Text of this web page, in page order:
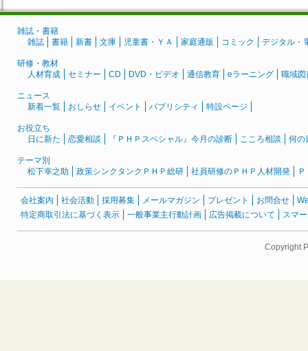
雑誌・書籍
雑誌
書籍 新書 文庫 児童書・ＹＡ 家庭通販 コミック デジタル・
研修・教材
人材育成
セミナー CD DVD・ビデオ 通信教育 eラーニング 職域図
ニュース
新着一覧
おしらせ イベント パブリシティ 特設ページ
お役立ち
日に新た
恋愛相談 『ＰＨＰスペシャル』今月の診断 こころ相談 何の
テーマ別
松下幸之助
政策シンクタンクＰＨＰ総研 社員研修のＰＨＰ人材開発
会社案内 社会活動 採用募集 メールマガジン プレゼント お問合せ
特定商取引法に基づく表示
一般事業主行動計画 広告掲載について スマ
Copyright